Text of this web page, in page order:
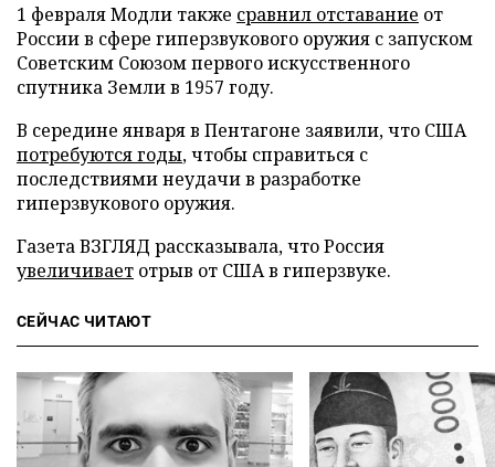
1 февраля Модли также сравнил отставание от
России в сфере гиперзвукового оружия с запуском
Советским Союзом первого искусственного
спутника Земли в 1957 году.
В середине января в Пентагоне заявили, что США
потребуются годы, чтобы справиться с
последствиями неудачи в разработке
гиперзвукового оружия.
Газета ВЗГЛЯД рассказывала, что Россия
увеличивает отрыв от США в гиперзвуке.
СЕЙЧАС ЧИТАЮТ